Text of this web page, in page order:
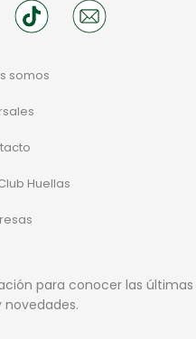
somos
Huellas
para conocer las últimas
novedades.